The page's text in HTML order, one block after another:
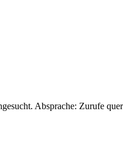
Absprache: Zurufe